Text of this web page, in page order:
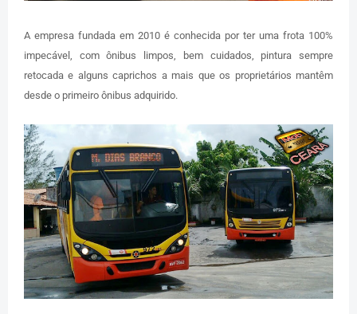
A empresa fundada em 2010 é conhecida por ter uma frota 100%
impecável, com ônibus limpos, bem cuidados, pintura sempre
retocada e alguns caprichos a mais que os proprietários mantêm
desde o primeiro ônibus adquirido.